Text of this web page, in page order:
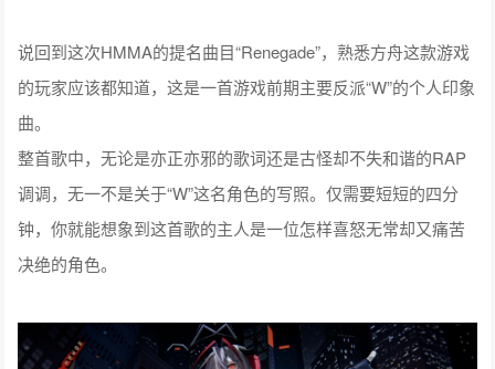
说回到这次HMMA的提名曲目“Renegade”，熟悉方舟这款游戏
的玩家应该都知道，这是一首游戏前期主要反派“W”的个人印象
曲。
整首歌中，无论是亦正亦邪的歌词还是古怪却不失和谐的RAP
调调，无一不是关于“W”这名角色的写照。仅需要短短的四分
钟，你就能想象到这首歌的主人是一位怎样喜怒无常却又痛苦
决绝的角色。